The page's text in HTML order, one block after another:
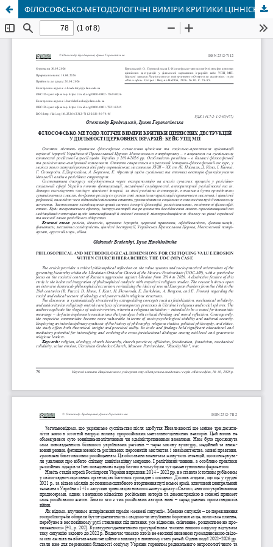
ФІЛОСОФСЬКО-МЕТОДОЛОГІЧНІ ВИМІРИ КРИТИКИ ЦІННІСНИХ ДЕСТРУКЦІЙ У ДІЯЛЬНОСТІ ЦЕРКОВНИХ ІЄРАРХІЙ: КЕЙС УПЦ МП